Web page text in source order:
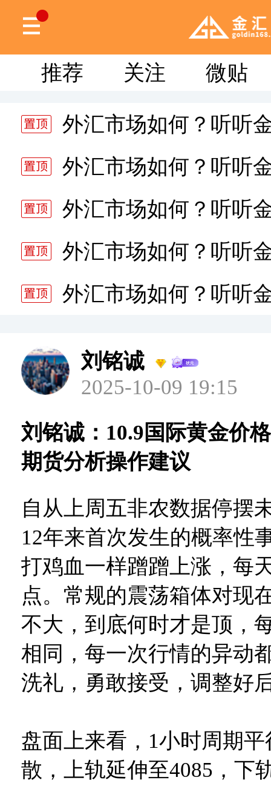
推荐 关注 微贴
外汇市场如何？听听
分析师静雅老师的分
外汇市场如何？听听
分析师静雅老师的分
外汇市场如何？听听
分析师静雅老师的分
外汇市场如何？听听
分析师静雅老师的分
外汇市场如何？听听
刘铭诚
2025-10-09 19:15
刘铭诚：10.9国际黄金价
期货分析操作建议
自从上周五非农数据停摆
12年来首次发生的概率性
打鸡血一样蹭蹭上涨，每
点。常规的震荡箱体对现
不大，到底何时才是顶，
相同，每一次行情的异动
洗礼，勇敢接受，调整好
盘面上来看，1小时周期
散，上轨延伸至4085，下